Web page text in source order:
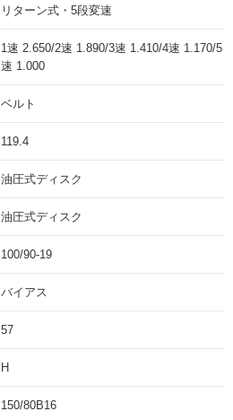
リターン式・5段変速
1速 2.650/2速 1.890/3速 1.410/4速 1.170/5
速 1.000
ベルト
119.4
油圧式ディスク
油圧式ディスク
100/90-19
バイアス
57
H
150/80B16